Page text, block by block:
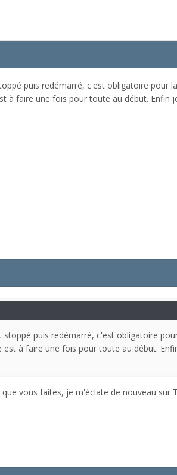
puis redémarré, c'est obligatoire pour
à faire une fois pour toute au début. Enfin
puis redémarré, c'est obligatoire
à faire une fois pour toute au début.
vous faites, je m'éclate de nouveau sur